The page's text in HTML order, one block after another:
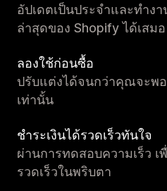
อัปเดตเป็นประจำและทำง
ล่าสุดของ Shopify ได้เสมอ
ลองใช้ก่อนซื้อ
ปรับแต่งได้จนกว่าคุณจะพอ
เท่านั้น
ชำระเงินได้รวดเร็วทันใจ
ผ่านการทดสอบความเร็ว เ
รวดเร็วในพริบตา